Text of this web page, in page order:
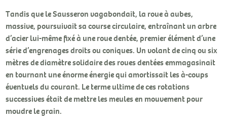
Tandis que le Sausseron vagabondait, la roue à aubes,
massive, poursuivait sa course circulaire, entraînant un arbre
d’acier lui-même fixé à une roue dentée, premier élément d’une
série d’engrenages droits ou coniques. Un volant de cinq ou six
mètres de diamètre solidaire des roues dentées emmagasinait
en tournant une énorme énergie qui amortissait les à-coups
éventuels du courant. Le terme ultime de ces rotations
successives était de mettre les meules en mouvement pour
moudre le grain.